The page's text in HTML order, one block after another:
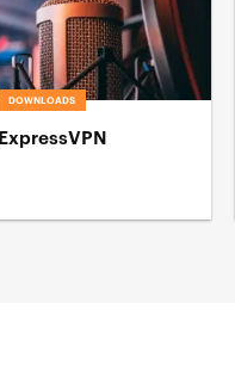
DOWNLOADS
ExpressVPN